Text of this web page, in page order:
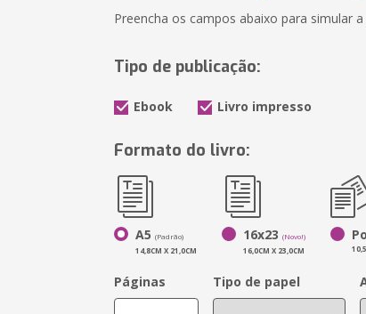
Preencha os campos abaixo para simular
Tipo de publicação:
Ebook Livro impresso
Formato do livro:
A5(Padrão)
14,8CM X 21,0CM
16x23(Novo!)
16,0CM X 23,0CM
Páginas Tipo de papel